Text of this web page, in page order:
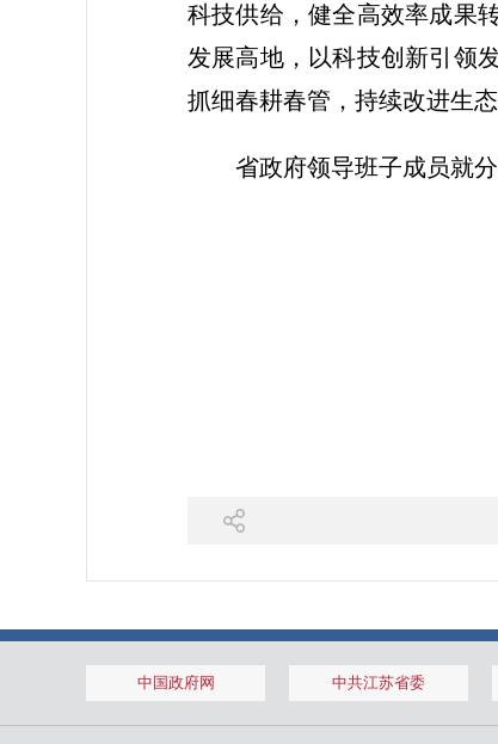
科技供给，健全高效率成果
发展高地，以科技创新引领
抓细春耕春管，持续改进生
省政府领导班子成员就
中国政府网 中共江苏省委